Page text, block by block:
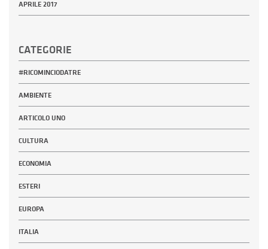
APRILE 2017
CATEGORIE
#RICOMINCIODATRE
AMBIENTE
ARTICOLO UNO
CULTURA
ECONOMIA
ESTERI
EUROPA
ITALIA